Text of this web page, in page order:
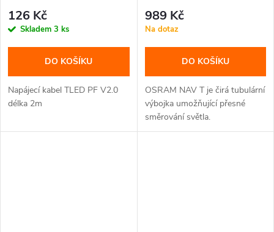
126 Kč
Skladem 3 ks
DO KOŠÍKU
Napájecí kabel TLED PF V2.0
délka 2m
989 Kč
Na dotaz
DO KOŠÍKU
OSRAM NAV T je čirá tubulární
výbojka umožňující přesné
směrování světla.